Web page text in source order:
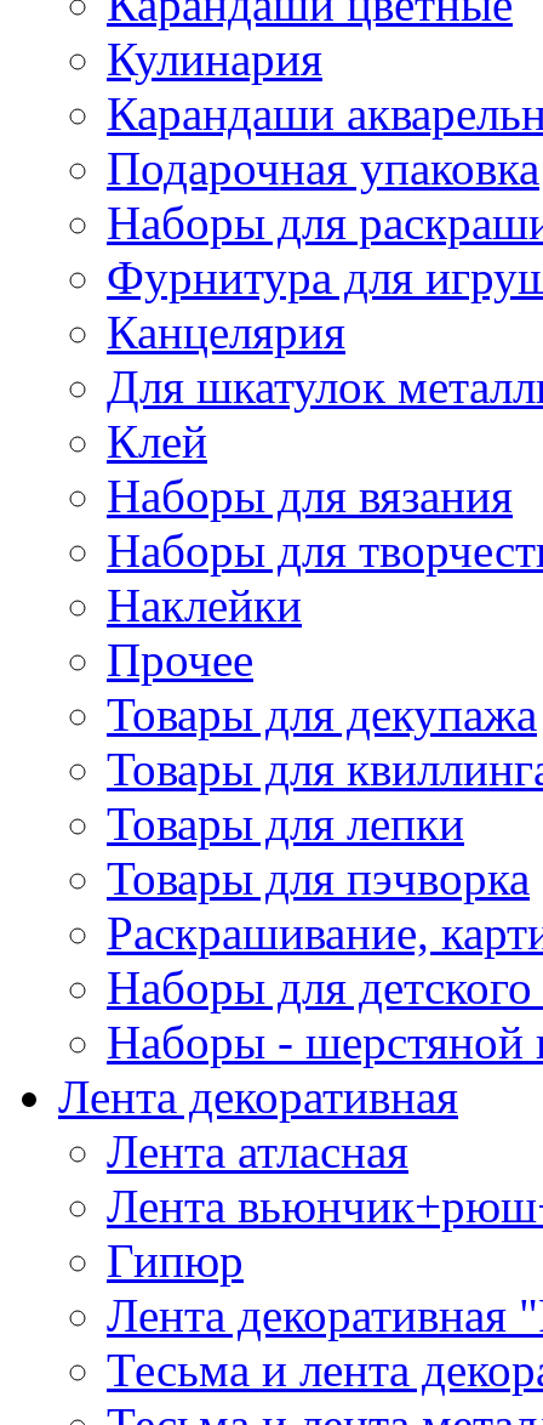
Кулинария
Карандаши
Подарочная упаковка
Наборы для
Фурнитура для
Канцелярия
Для шкатулок
Клей
Наборы для вязания
Наборы для
Наклейки
Прочее
Товары для декупажа
Товары для
Товары для лепки
Товары для пэчворка
Раскрашивание,
Наборы для
Наборы - шерстяной
Лента декоративная
Лента атласная
Лента
Гипюр
Лента декоративная
Тесьма и лента